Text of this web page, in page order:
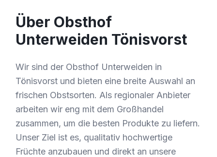
Über Obsthof
Unterweiden Tönisvorst
Wir sind der Obsthof Unterweiden in
Tönisvorst und bieten eine breite Auswahl an
frischen Obstsorten. Als regionaler Anbieter
arbeiten wir eng mit dem Großhandel
zusammen, um die besten Produkte zu liefern.
Unser Ziel ist es, qualitativ hochwertige
Früchte anzubauen und direkt an unsere